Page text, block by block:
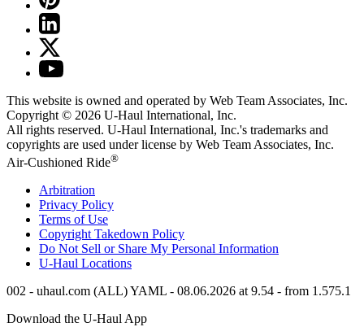
This website is owned and operated by Web Team Associates, Inc.
Copyright © 2026 U-Haul International, Inc.
All rights reserved. U-Haul International, Inc.'s trademarks and
copyrights are used under license by Web Team Associates, Inc.
Air-Cushioned Ride®
Arbitration
Privacy Policy
Terms of Use
Copyright Takedown Policy
Do Not Sell or Share My Personal Information
U-Haul Locations
002 - uhaul.com (ALL) YAML - 08.06.2026 at 9.54 - from 1.575.1
Download the U-Haul App